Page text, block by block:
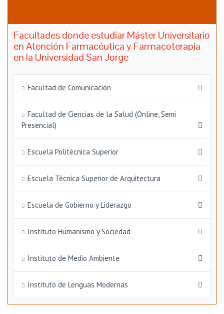
Facultades donde estudiar Máster Universitario
en Atención Farmacéutica y Farmacoterapia
en la Universidad San Jorge
Facultad de Comunicación
Facultad de Ciencias de la Salud (Online, Semi
Presencial)
Escuela Politécnica Superior
Escuela Técnica Superior de Arquitectura
Escuela de Gobierno y Liderazgo
Instituto Humanismo y Sociedad
Instituto de Medio Ambiente
Instituto de Lenguas Modernas